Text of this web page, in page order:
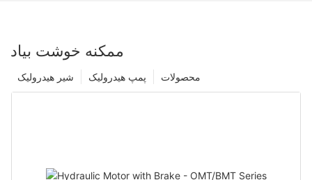
ممکنه خوشت بیاد
محصولات پمپ هیدرولیک شیر هیدرولیک